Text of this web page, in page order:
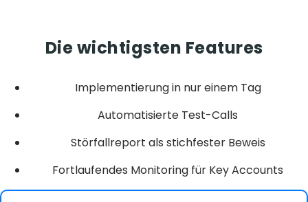
Die wichtigsten Features
Implementierung in nur einem Tag
Automatisierte Test-Calls
Störfallreport als stichfester Beweis
Fortlaufendes Monitoring für Key Accounts